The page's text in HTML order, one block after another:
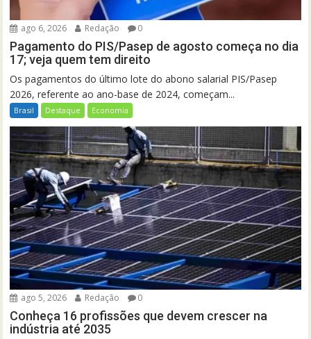
ago 6, 2026 Redação 0
Pagamento do PIS/Pasep de agosto começa no dia
17; veja quem tem direito
Os pagamentos do último lote do abono salarial PIS/Pasep
2026, referente ao ano-base de 2024, começam...
Brasil Destaque Economia
ago 5, 2026 Redação 0
Conheça 16 profissões que devem crescer na
indústria até 2035